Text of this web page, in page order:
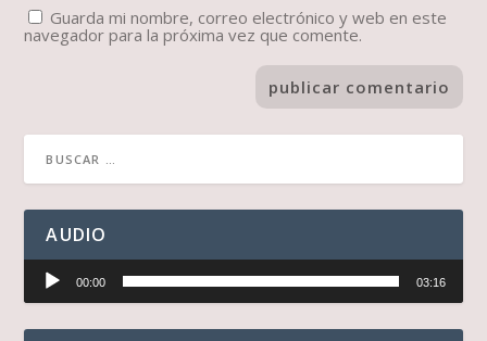
Guarda mi nombre, correo electrónico y web en este
navegador para la próxima vez que comente.
AUDIO
Reproductor
audio
00:00 03:16